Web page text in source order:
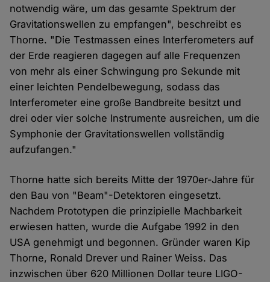
notwendig wäre, um das gesamte Spektrum der
Gravitationswellen zu empfangen", beschreibt es
Thorne. "Die Testmassen eines Interferometers auf
der Erde reagieren dagegen auf alle Frequenzen
von mehr als einer Schwingung pro Sekunde mit
einer leichten Pendelbewegung, sodass das
Interferometer eine große Bandbreite besitzt und
drei oder vier solche Instrumente ausreichen, um die
Symphonie der Gravitationswellen vollständig
aufzufangen."
Thorne hatte sich bereits Mitte der 1970er-Jahre für
den Bau von "Beam"-Detektoren eingesetzt.
Nachdem Prototypen die prinzipielle Machbarkeit
erwiesen hatten, wurde die Aufgabe 1992 in den
USA genehmigt und begonnen. Gründer waren Kip
Thorne, Ronald Drever und Rainer Weiss. Das
inzwischen über 620 Millionen Dollar teure LIGO-